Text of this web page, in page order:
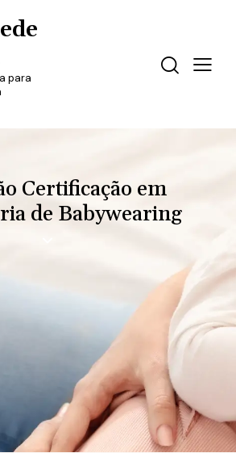
para
Certificação em
de Babywearing